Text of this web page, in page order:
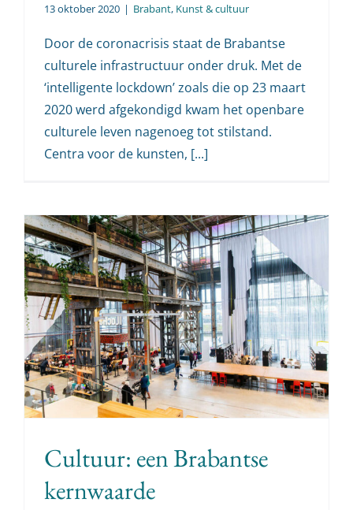
13 oktober 2020 | Brabant, Kunst & cultuur
Door de coronacrisis staat de Brabantse
culturele infrastructuur onder druk. Met de
‘intelligente lockdown’ zoals die op 23 maart
2020 werd afgekondigd kwam het openbare
culturele leven nagenoeg tot stilstand.
Centra voor de kunsten, [...]
Cultuur: een Brabantse
kernwaarde